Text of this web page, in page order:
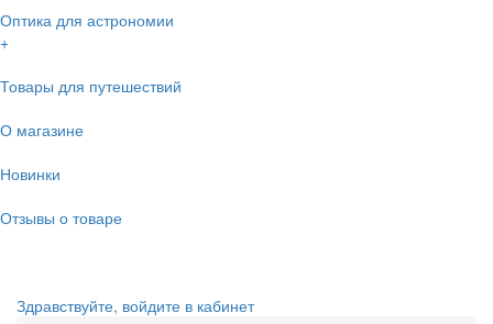
Оптика для астрономии
+
Товары для путешествий
О магазине
Новинки
Отзывы о товаре
Здравствуйте, войдите в кабинет